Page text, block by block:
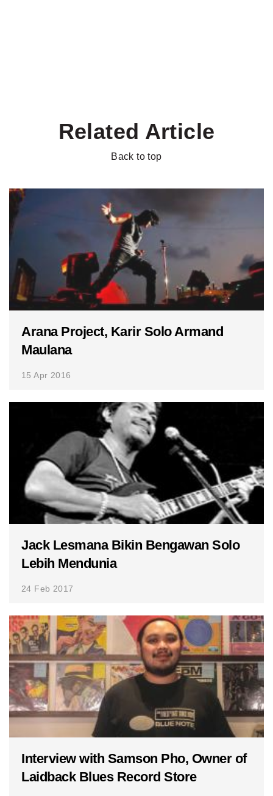
Related Article
Back to top
Arana Project, Karir Solo Armand
Maulana
15 Apr 2016
Jack Lesmana Bikin Bengawan Solo
Lebih Mendunia
24 Feb 2017
Interview with Samson Pho, Owner of
Laidback Blues Record Store